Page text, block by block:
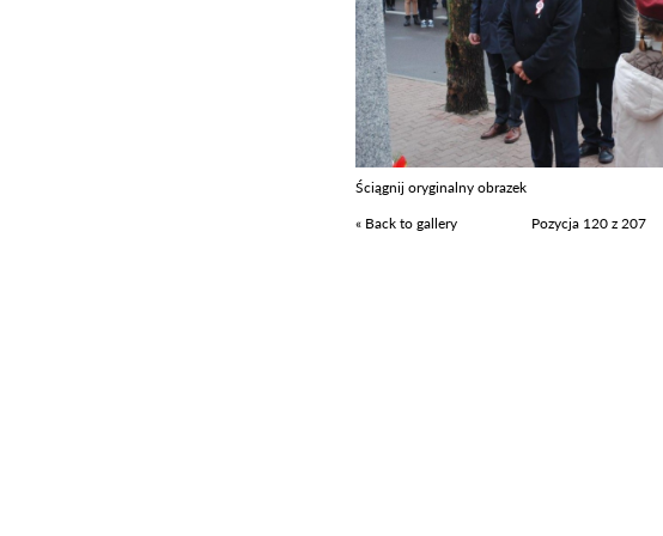
Ściągnij oryginalny obrazek
« Back to gallery
Pozycja 120 z 207